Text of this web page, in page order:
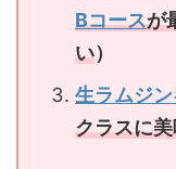
Bコースが
い）
生ラムジ
クラスに